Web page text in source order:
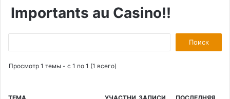
Importants au Casino!!
о
и
Просмотр 1 темы - с 1 по 1 (1 всего)